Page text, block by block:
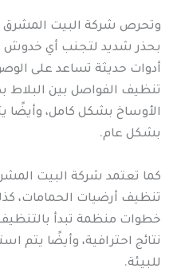
وتحرص شركة البيت المشرق
بحذر شديد لتجنب أي خدوش
أدوات حديثة تساعد على
تنظيف الفواصل بين البلاط
الأوساخ بشكل كامل،
بشكل عام.
كما تعتمد شركة البيت
تنظيف أرضيات الحمامات،
خطوات منظمة تبدأ
نتائج احترافية، وأيضًا يتم
للبيئة.